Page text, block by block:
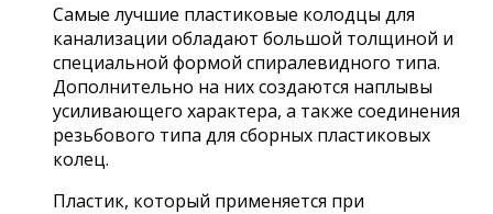
Самые лучшие пластиковые колодцы для
канализации обладают большой толщиной и
специальной формой спиралевидного типа.
Дополнительно на них создаются наплывы
усиливающего характера, а также соединения
резьбового типа для сборных пластиковых
колец.
Пластик, который применяется при